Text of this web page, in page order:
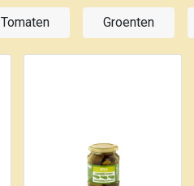
Tomaten Groenten